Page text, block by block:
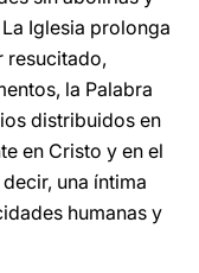
Iglesia prolonga
resucitado,
la Palabra
distribuidos en
en Cristo y en el
una íntima
humanas y